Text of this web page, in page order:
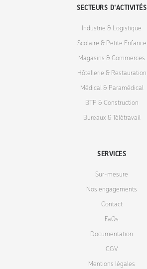
SECTEURS D'ACTIVITÉS
Industrie & Logistique
Scolaire & Petite Enfance
Magasins & Commerces
Hôtellerie & Restauration
Médical & Paramédical
BTP & Construction
Bureaux & Télétravail
SERVICES
Sur-mesure
Nos engagements
Contact
FaQs
Documentation
CGV
Mentions légales